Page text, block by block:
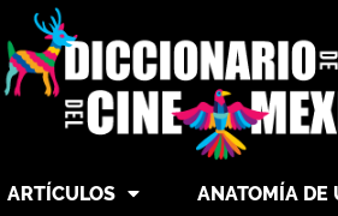
ARTÍCULOS ANATOMÍA DE